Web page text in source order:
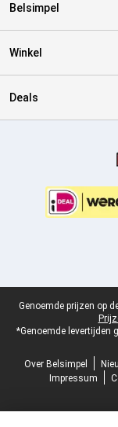
Belsimpel
Winkel
Deals
Juridische
Genoemde prijzen op
*Genoemde levertijden
Over Belsimpel
Impressum